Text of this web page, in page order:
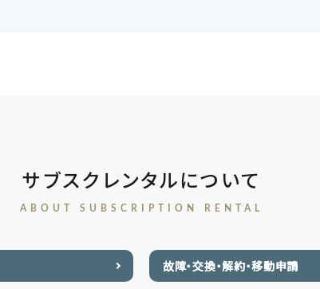
サブスクレンタルについて
ABOUT SUBSCRIPTION RENTAL
故障・交換・解約・移動申請